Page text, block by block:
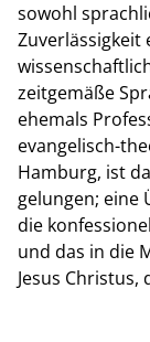
sowohl
Zuverlässigkeit
zeitgemäße
ehemals
evangelisch-
Hamburg, ist
gelungen; eine
die
und das in die
Jesus